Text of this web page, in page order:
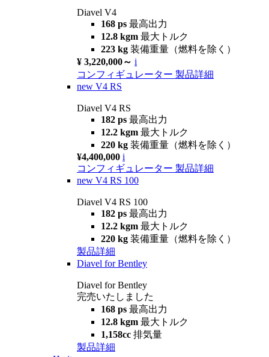
Diavel V4
168 ps 最高出力
12.8 kgm 最大トルク
223 kg 装備重量（燃料を除く）
¥ 3,220,000～ i
コンフィギュレーター 製品詳細
new V4 RS
Diavel V4 RS
182 ps 最高出力
12.2 kgm 最大トルク
220 kg 装備重量（燃料を除く）
¥4,400,000 i
コンフィギュレーター 製品詳細
new V4 RS 100
Diavel V4 RS 100
182 ps 最高出力
12.2 kgm 最大トルク
220 kg 装備重量（燃料を除く）
製品詳細
Diavel for Bentley
Diavel for Bentley
完売いたしました
168 ps 最高出力
12.8 kgm 最大トルク
1,158cc 排気量
製品詳細